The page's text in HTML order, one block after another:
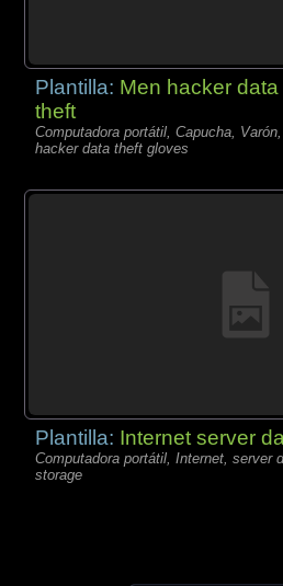
Plantilla: Men hacker data
theft
Computadora portátil, Capucha, Varón,
hacker data theft gloves
Plantilla: Internet server
Computadora portátil, Internet, server
storage